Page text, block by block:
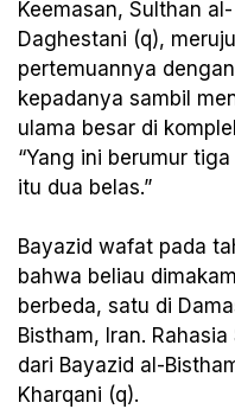
Keemasan, Sulthan
Daghestani (q),
pertemuannya
kepadanya sambil
ulama besar di
“Yang ini berumur
itu dua belas.”
Bayazid wafat pada tahun 261 H./875 M. Dikatakan
bahwa beliau
berbeda, satu di
Bistham, Iran.
dari Bayazid al-
Kharqani (q).